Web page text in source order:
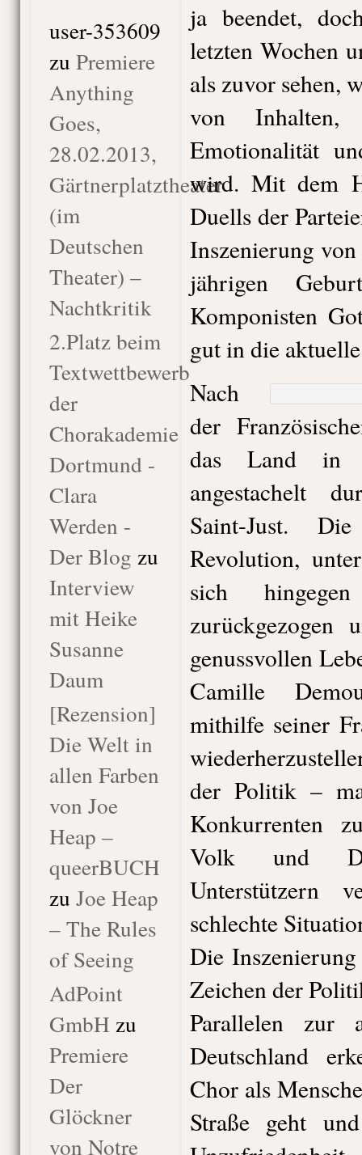
user-353609
zu Premiere
Anything
Goes,
28.02.2013,
Gärtnerplatztheater
(im
Deutschen
Theater) –
Nachtkritik
2.Platz beim
Textwettbewerb
der
Chorakademie
Dortmund -
Clara
Werden -
Der Blog zu
Interview
mit Heike
Susanne
Daum
[Rezension]
Die Welt in
allen Farben
von Joe
Heap –
queerBUCH
zu Joe Heap
– The Rules
of Seeing
AdPoint
GmbH zu
Premiere
Der
Glöckner
von Notre
ja beendet,
letzten Wochen
als zuvor sehen,
von
Emotionalität
wird. Mit dem
Duells der
Inszenierung
jährigen
Komponisten
gut in die
Nach
der
das Land in
angestachelt
Saint-Just.
Revolution,
sich
zurückgezogen
genussvollen
Camille
mithilfe seiner
der Politik –
Konkurrenten
Volk und
Unterstützern
schlechte
Die
Zeichen der
Parallelen zur
Deutschland
Chor als
Straße geht